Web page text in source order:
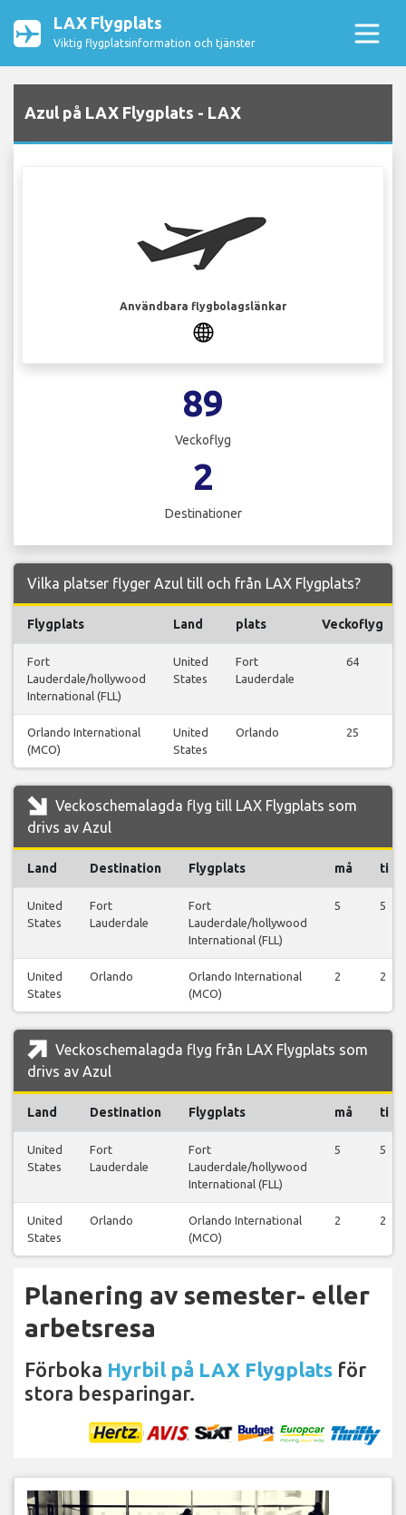
LAX Flygplats
Viktig flygplatsinformation och tjänster
Azul på LAX Flygplats - LAX
Användbara flygbolagslänkar
89
Veckoflyg
2
Destinationer
Vilka platser flyger Azul till och från LAX Flygplats?
Flygplats Land plats Veckoflyg
Fort
Lauderdale/hollywood
International (FLL)
United
States
Fort
Lauderdale
64
Orlando International
(MCO)
United
States
Orlando 25
Veckoschemalagda flyg till LAX Flygplats som
drivs av Azul
Land Destination Flygplats må ti
United
States
Fort
Lauderdale
Fort
Lauderdale/hollywood
International (FLL)
5 5
United
States
Orlando
Orlando International
(MCO)
2 2
Veckoschemalagda flyg från LAX Flygplats som
drivs av Azul
Land Destination Flygplats må ti
United
States
Fort
Lauderdale
Fort
Lauderdale/hollywood
International (FLL)
5 5
United
States
Orlando
Orlando International
(MCO)
2 2
Planering av semester- eller
arbetsresa
Förboka Hyrbil på LAX Flygplats för
stora besparingar.